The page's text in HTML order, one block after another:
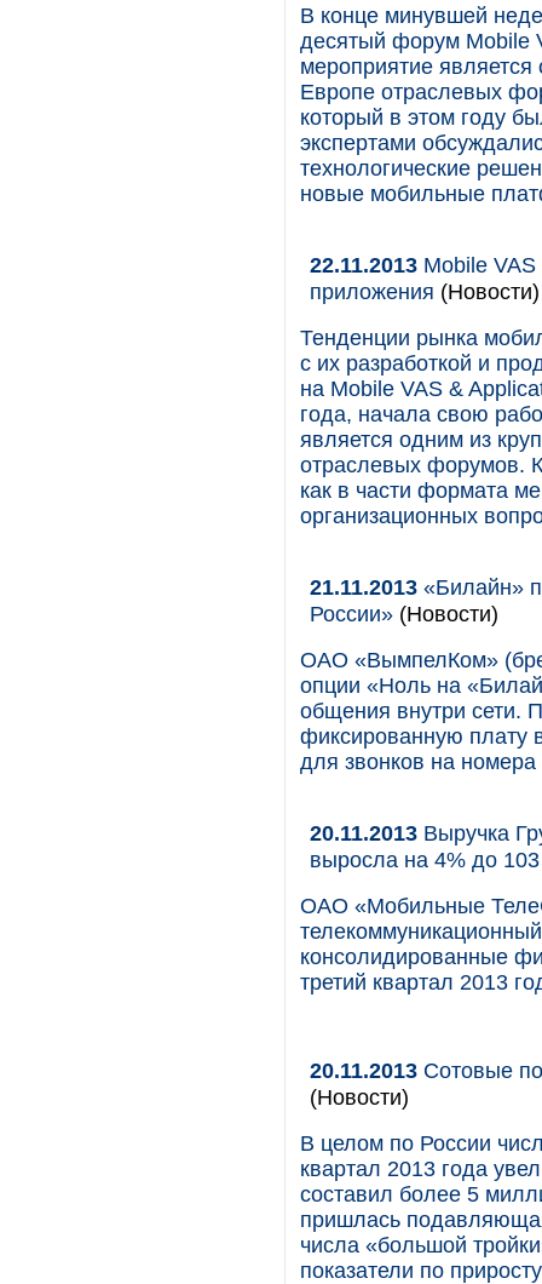
В конце минувшей
десятый форум Mobile
мероприятие
Европе отраслевых
который в этом году
экспертами
технологические
новые мобильные
22.11.2013 Mobile
приложения (Новости)
Тенденции рынка
с их разработкой и
на Mobile VAS &
года, начала свою
является одним из
отраслевых форумов.
как в части формата
организационных
21.11.2013 «Билайн»
России» (Новости)
ОАО «ВымпелКом»
опции «Ноль на
общения внутри сети.
фиксированную плату
для звонков на
20.11.2013 Выручка
выросла на 4% до
ОАО «Мобильные
консолидированные
третий квартал 2013
20.11.2013 Сотовые
(Новости)
В целом по России
квартал 2013 года
составил более 5
пришлась
числа «большой
показатели по